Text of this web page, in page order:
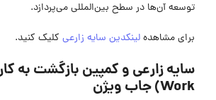
توسعه آن‌ها در سطح بین‌المللی می‌پردازد.
برای مشاهدهلینکدین سایه زارعی کلیک کنید.
Work) جاب ویژن